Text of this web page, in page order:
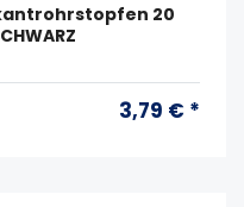
20
3,79 € *